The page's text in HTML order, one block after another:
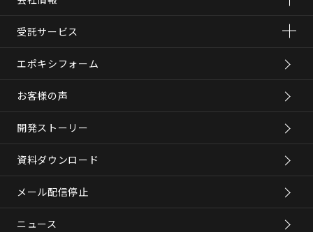
受託サービス
エポキシフォーム
お客様の声
開発ストーリー
資料ダウンロード
メール配信停止
ニュース